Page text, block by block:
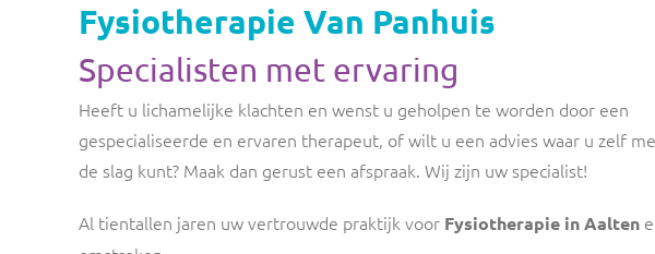
Fysiotherapie Van Panhuis
Specialisten met ervaring
Heeft u lichamelijke klachten en wenst u geholpen te worden door een
gespecialiseerde en ervaren therapeut, of wilt u een advies waar u zelf
de slag kunt? Maak dan gerust een afspraak. Wij zijn uw specialist!
Al tientallen jaren uw vertrouwde praktijk voor Fysiotherapie in Aalten